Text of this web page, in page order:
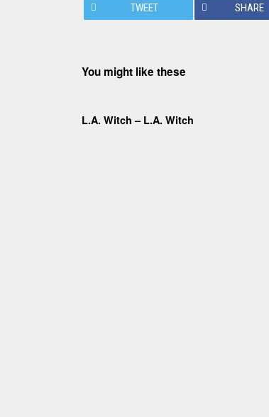
TWEET SHARE
You might like these
L.A. Witch – L.A. Witch